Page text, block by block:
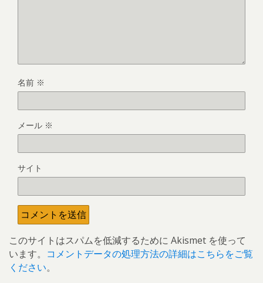
名前 ※
メール ※
サイト
このサイトはスパムを低減するために Akismet を使って
います。 コメントデータの処理方法の詳細はこちらをご覧
ください。